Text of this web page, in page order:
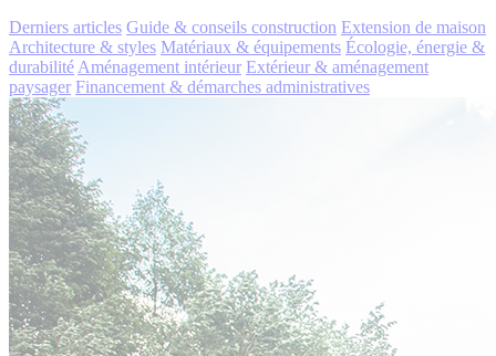
Derniers articles Guide & conseils construction Extension de maison
Architecture & styles Matériaux & équipements Écologie, énergie &
durabilité Aménagement intérieur Extérieur & aménagement
paysager Financement & démarches administratives